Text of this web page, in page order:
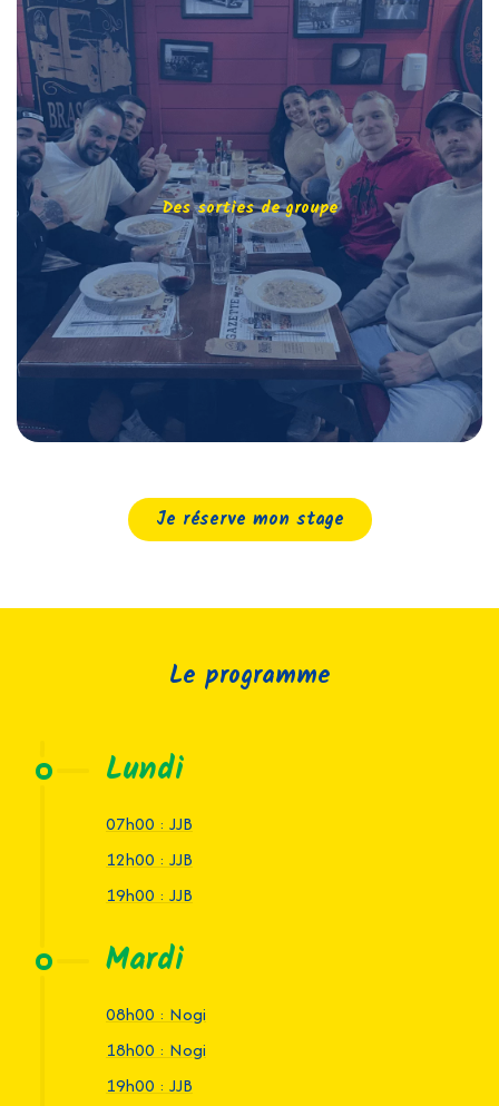
Des sorties de groupe
Je réserve mon stage
Le programme
Lundi
07h00 : JJB
12h00 : JJB
19h00 : JJB
Mardi
08h00 : Nogi
18h00 : Nogi
19h00 : JJB